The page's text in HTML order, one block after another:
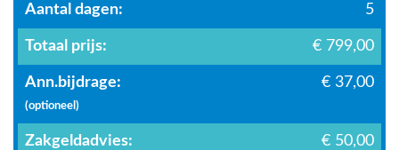
Aantal dagen: 5
Totaal prijs: € 799,00
Ann.bijdrage:
(optioneel)
€ 37,00
Zakgeldadvies: € 50,00